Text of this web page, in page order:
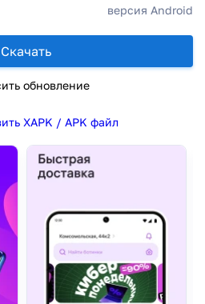
версия Android
Скачать
обновление
XAPK / APK файл